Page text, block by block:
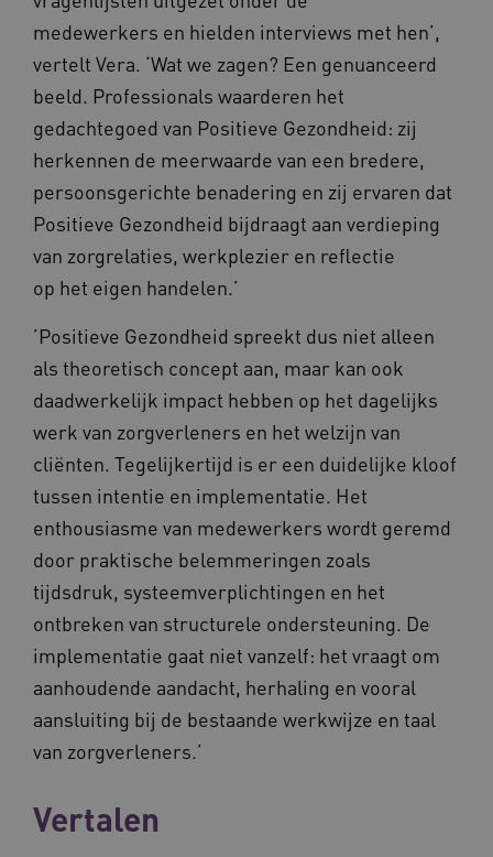
medewerkers en hielden interviews met hen’,
vertelt Vera. ‘Wat we zagen? Een genuanceerd
beeld. Professionals waarderen het
gedachtegoed van Positieve Gezondheid: zij
herkennen de meerwaarde van een bredere,
persoonsgerichte benadering en zij ervaren dat
Positieve Gezondheid bijdraagt aan verdieping
van zorgrelaties, werkplezier en reflectie
op het eigen handelen.’
’Positieve Gezondheid spreekt dus niet alleen
als theoretisch concept aan, maar kan ook
daadwerkelijk impact hebben op het dagelijks
werk van zorgverleners en het welzijn van
cliënten. Tegelijkertijd is er een duidelijke kloof
tussen intentie en implementatie. Het
enthousiasme van medewerkers wordt geremd
door praktische belemmeringen zoals
tijdsdruk, systeemverplichtingen en het
ontbreken van structurele ondersteuning. De
implementatie gaat niet vanzelf: het vraagt om
aanhoudende aandacht, herhaling en vooral
aansluiting bij de bestaande werkwijze en taal
van zorgverleners.’
Vertalen
ervoor dat de website werkt. Deze cookies
worden altijd geplaatst en maken geen inbreuk
op uw privacy.
Provider
UMB_SESSION
www.vilans.nl
__Secure-YNID
__cf_bm
Cloudflare Inc.
.vimeo.com
VISITOR_PRIVACY_METADATA
YouTube
Google Privacy Policy